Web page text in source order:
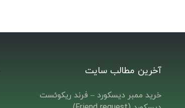
آخرین مطالب سایت
خرید ممبر دیسکورد – فرند ریکوئست